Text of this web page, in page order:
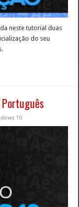
neste tutorial duas
do seu
10